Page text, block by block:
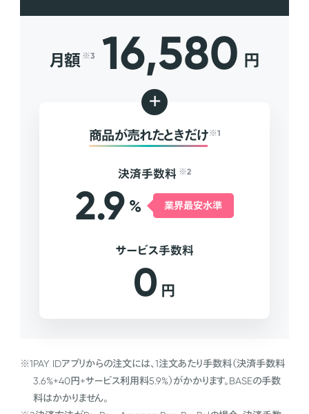
月額 ※3 16,580 円
+
商品が売れたときだけ ※1
決済手数料 ※2
2.9 % 業界最安水準
サービス手数料
0 円
※1PAY IDアプリからの注文には、1注文あたり手数料（決済手数料
3.6%+40円+サービス利用料5.9%）がかかります。BASEの手数
料はかかりません。